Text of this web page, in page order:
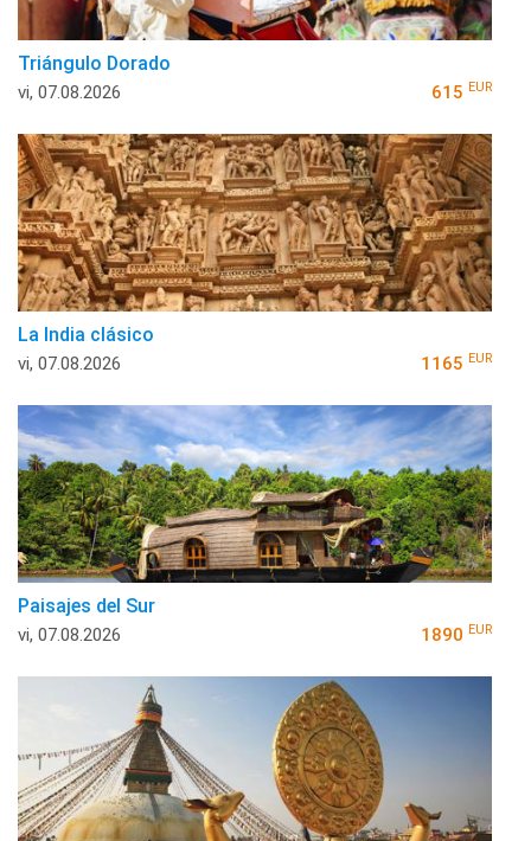
Triángulo Dorado
vi, 07.08.2026 615 EUR
La India clásico
vi, 07.08.2026 1165 EUR
Paisajes del Sur
vi, 07.08.2026 1890 EUR